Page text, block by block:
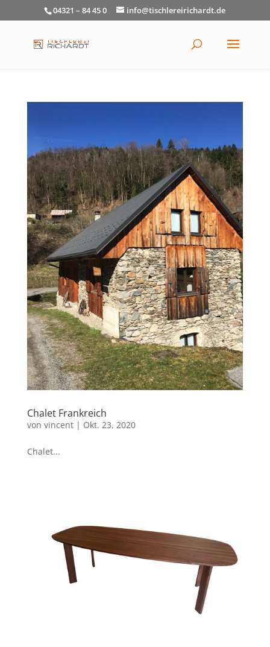
04321 – 84 45 0 info@tischlereirichardt.de
Chalet Frankreich
von vincent| Okt. 23, 2020
Chalet...